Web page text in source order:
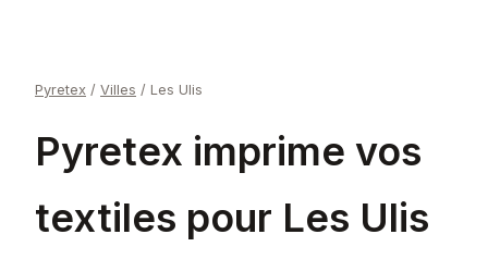
Pyretex / Villes / Les Ulis
Pyretex imprime vos
textiles pour Les Ulis